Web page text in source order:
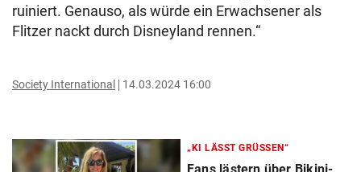
ruiniert. Genauso, als würde ein Erwachsener als
Flitzer nackt durch Disneyland rennen.“
Society International 14.03.2024 16:00
„KI LÄSST GRÜSSEN“